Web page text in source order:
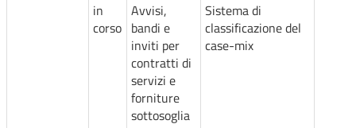
in
corso
Avvisi,
bandi e
inviti per
contratti di
servizi e
forniture
sottosoglia
Sistema di
classificazione del
case-mix